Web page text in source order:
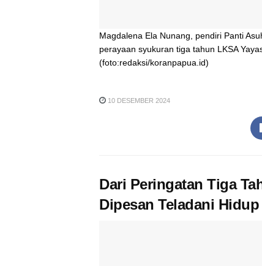
Magdalena Ela Nunang, pendiri Panti
perayaan syukuran tiga tahun LKSA
(foto:redaksi/koranpapua.id)
10 DESEMBER 2024
Dari Peringatan Tiga
Dipesan Teladani